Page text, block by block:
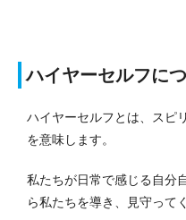
ハイヤーセルフに
ハイヤーセルフとは、スピ
を意味します。
私たちが日常で感じる自分
ら私たちを導き、見守って